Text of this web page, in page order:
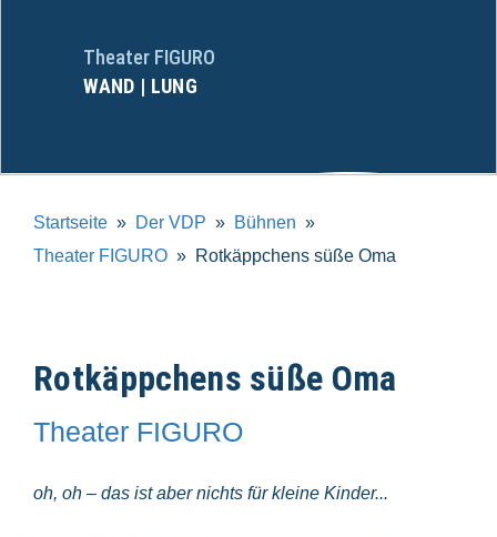
Theater FIGURO
WAND | LUNG
Startseite Der VDP
Bühnen
Theater FIGURO
Rotkäppchens süße Oma
Rotkäppchens süße Oma
Theater FIGURO
oh, oh – das ist aber nichts für kleine Kinder...